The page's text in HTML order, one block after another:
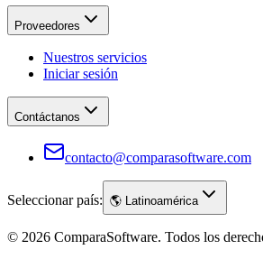
Proveedores
Nuestros servicios
Iniciar sesión
Contáctanos
contacto@comparasoftware.com
Seleccionar país: 🌎 Latinoamérica
© 2026 ComparaSoftware. Todos los